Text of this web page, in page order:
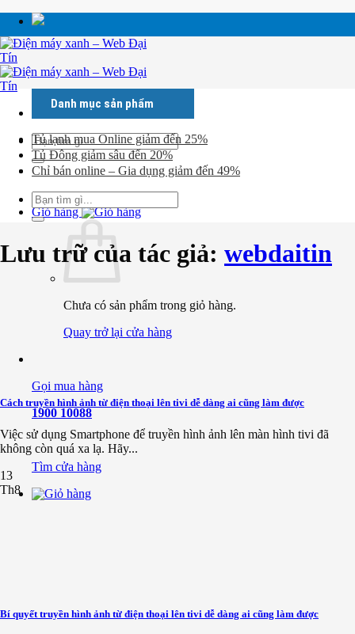
Chuyển
nội
dung
Tìm
kiếm:
Lịch sử
Giỏ hàng
Chưa có sản phẩm trong giỏ hàng.
Quay trở lại cửa hàng
Gọi mua hàng
1900 10088
Tìm cửa hàng
Danh mục sản phẩm
Tủ lạnh mua Online giảm đến 25%
Tủ Đông giảm sâu đến 20%
Chỉ bán online – Gia dụng giảm đến 49%
Tìm
kiếm:
Lưu trữ của tác giả: webdaitin
Cách truyền hình ảnh từ điện thoại lên tivi dễ dàng ai cũng làm được
Việc sử dụng Smartphone để truyền hình ảnh lên màn hình tivi đã
không còn quá xa lạ. Hãy...
13
Th8
Bí quyết truyền hình ảnh từ điện thoại lên tivi dễ dàng ai cũng làm được